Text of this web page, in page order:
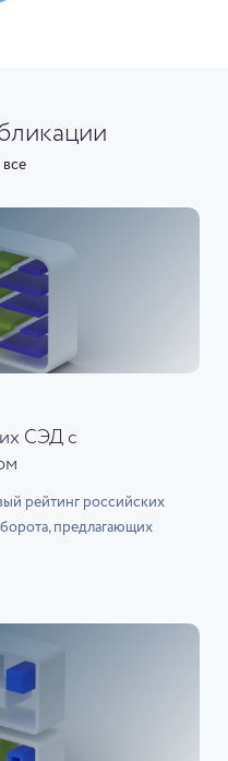
все
СЭД с
рейтинг российских
предлагающих